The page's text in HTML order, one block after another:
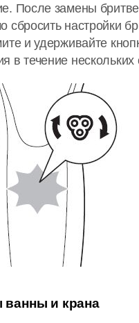
После замены
сбросить настройки
и удерживайте
в течение нескольких
и крана